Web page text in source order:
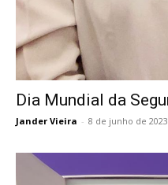
Dia Mundial da
Jander Vieira - 8 de junho de 2023